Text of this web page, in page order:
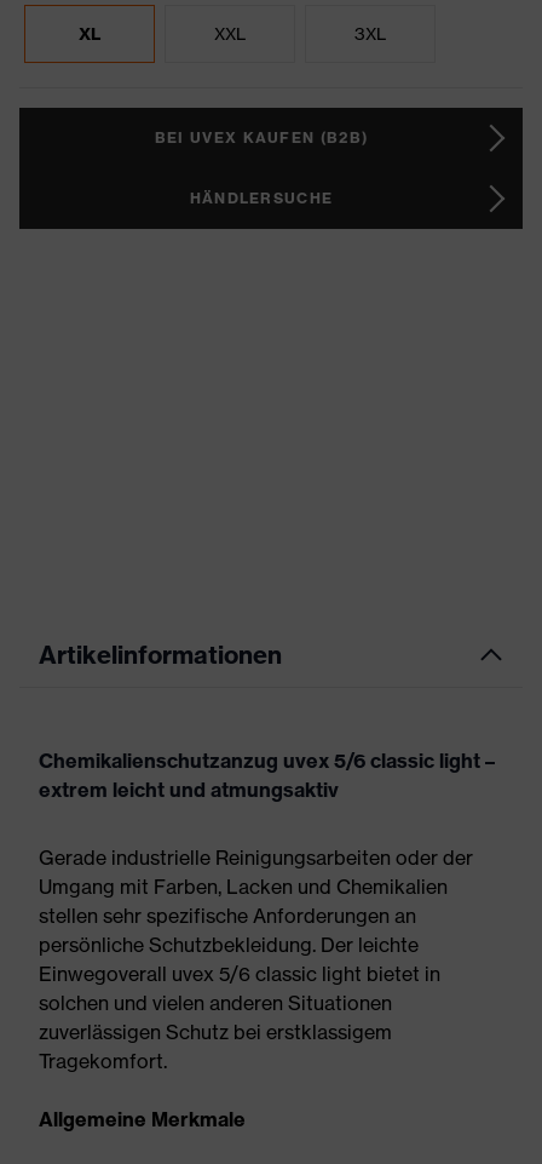
XL XXL 3XL
BEI UVEX KAUFEN (B2B)
HÄNDLERSUCHE
Artikelinformationen
Chemikalienschutzanzug uvex 5/6 classic light –
extrem leicht und atmungsaktiv
Gerade industrielle Reinigungsarbeiten oder der
Umgang mit Farben, Lacken und Chemikalien
stellen sehr spezifische Anforderungen an
persönliche Schutzbekleidung. Der leichte
Einwegoverall uvex 5/6 classic light bietet in
solchen und vielen anderen Situationen
zuverlässigen Schutz bei erstklassigem
Tragekomfort.
Allgemeine Merkmale